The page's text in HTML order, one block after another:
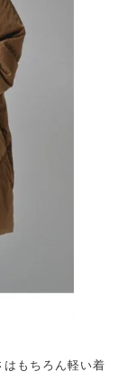
もちろん軽い着